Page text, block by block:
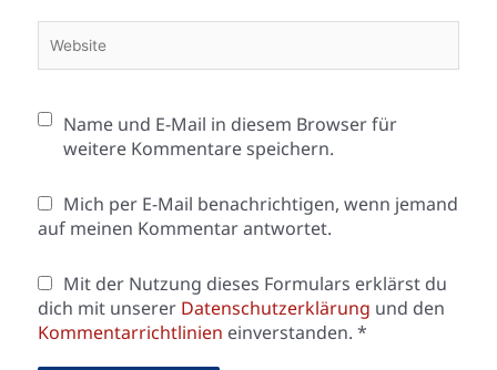
Name und E-Mail in diesem Browser für
weitere Kommentare speichern.
Mich per E-Mail benachrichtigen, wenn jemand
auf meinen Kommentar antwortet.
Mit der Nutzung dieses Formulars erklärst du
dich mit unserer Datenschutzerklärung und den
Kommentarrichtlinien einverstanden. *